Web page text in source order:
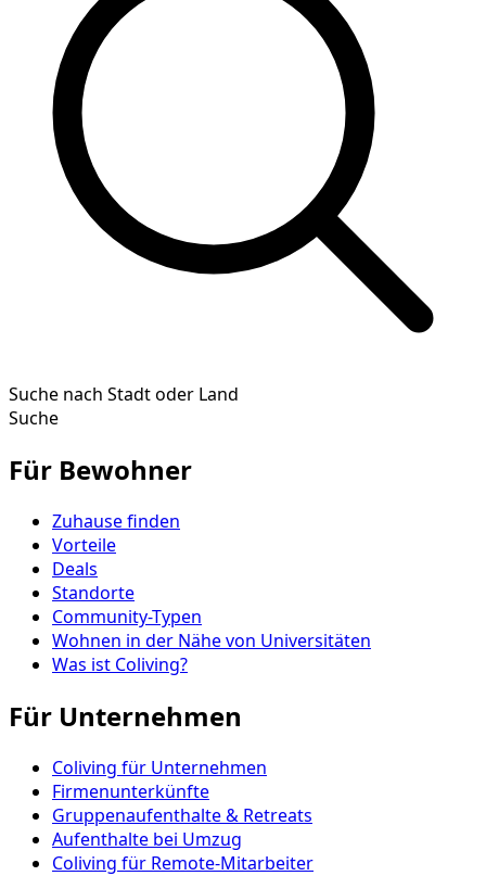
Suche nach Stadt oder Land
Suche
Für Bewohner
Zuhause finden
Vorteile
Deals
Standorte
Community-Typen
Wohnen in der Nähe von Universitäten
Was ist Coliving?
Für Unternehmen
Coliving für Unternehmen
Firmenunterkünfte
Gruppenaufenthalte & Retreats
Aufenthalte bei Umzug
Coliving für Remote-Mitarbeiter